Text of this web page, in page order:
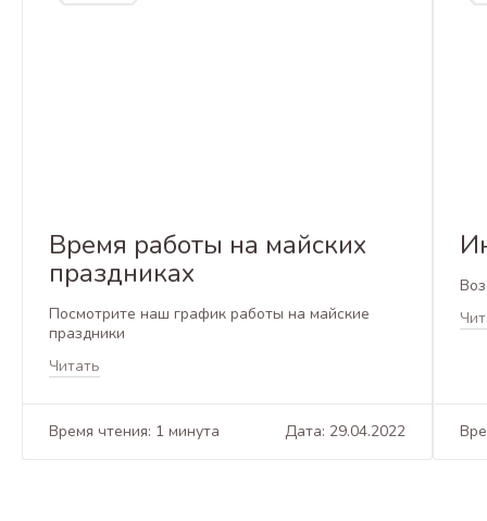
Время работы на майских
праздниках
Посмотрите наш график работы на майские
праздники
Читать
Время чтения: 1 минута Дата: 29.04.2022